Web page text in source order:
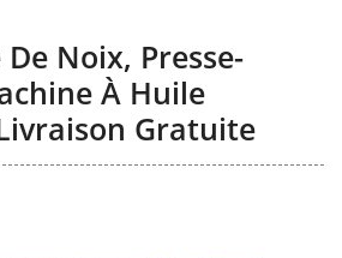
Noix, Presse-
À Huile
Gratuite